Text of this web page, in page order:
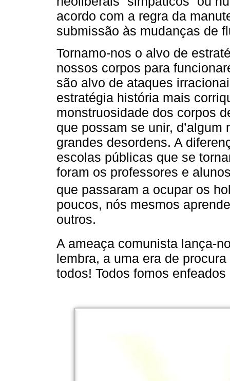
acordo com a regra da
submissão às mudanças de
Tornamo-nos o alvo de
nossos corpos para
são alvo de ataques
estratégia história mais
monstruosidade dos corpos
que possam se unir,
grandes desordens. A
escolas públicas que se
foram os professores e
que passaram a ocupar os
poucos, nós mesmos
outros.
A ameaça comunista lança-
lembra, a uma era de
todos! Todos fomos